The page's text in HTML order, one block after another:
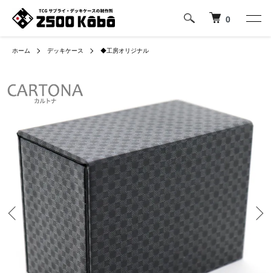
0
ホーム デッキケース ◆工房オリジナル